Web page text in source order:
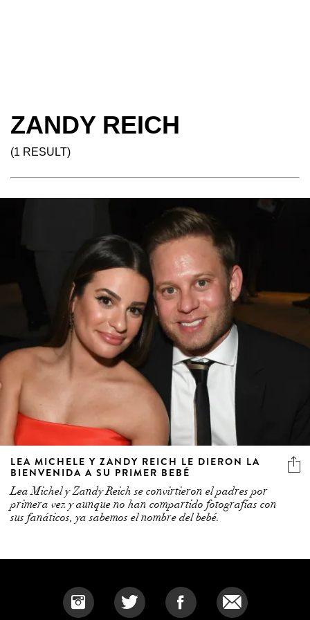
ZANDY REICH
(1 RESULT)
LEA MICHELE Y ZANDY REICH LE DIERON LA
BIENVENIDA A SU PRIMER BEBÉ
Lea Michel y Zandy Reich se convirtieron el padres por
primera vez y aunque no han compartido fotografías con
sus fanáticos, ya sabemos el nombre del bebé.